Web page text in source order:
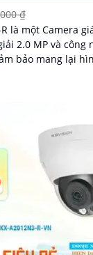
₫
R là một Camera
bảo mang lại